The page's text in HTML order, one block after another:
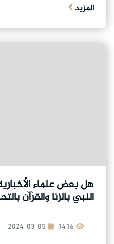
المزيد
هل بعض علماء
النبي بالزنا والقرآن
2024-03-05